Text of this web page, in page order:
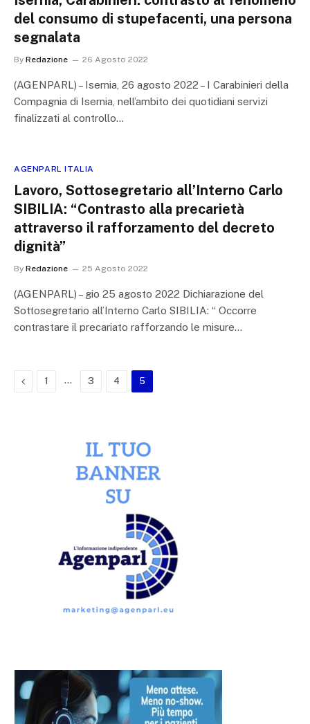
del consumo di stupefacenti, una persona
segnalata
By Redazione 26 Agosto 2022
(AGENPARL) – Isernia, 26 agosto 2022 – I Carabinieri della
Compagnia di Isernia, nell’ambito dei quotidiani servizi
finalizzati al controllo…
AGENPARL ITALIA
Lavoro, Sottosegretario all’Interno Carlo
SIBILIA: “Contrasto alla precarietà
attraverso il rafforzamento del decreto
dignità”
By Redazione 25 Agosto 2022
(AGENPARL) – gio 25 agosto 2022 Dichiarazione del
Sottosegretario all’Interno Carlo SIBILIA: “ Occorre
contrastare il precariato rafforzando le misure…
Previous
1 … 3 4 5